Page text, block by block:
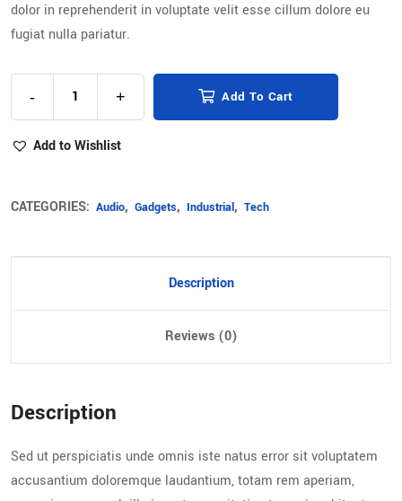
dolor in reprehenderit in voluptate velit esse cillum dolore eu
fugiat nulla pariatur.
- + Add To Cart
Add to Wishlist
CATEGORIES: Audio, Gadgets, Industrial, Tech
Description
Reviews (0)
Description
Sed ut perspiciatis unde omnis iste natus error sit voluptatem
accusantium doloremque laudantium, totam rem aperiam,